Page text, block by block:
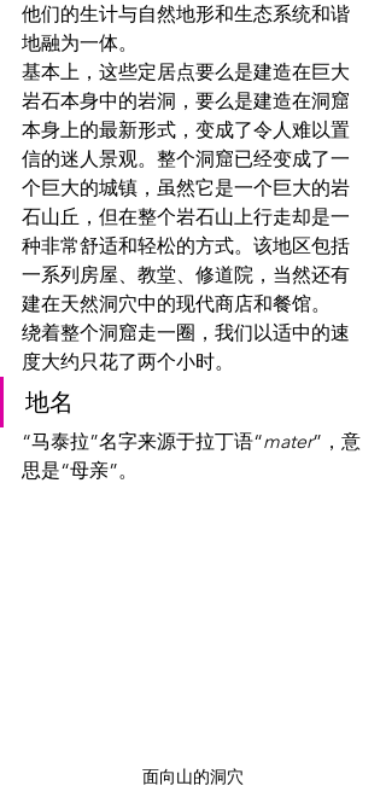
他们的生计与自然地形和生态系统和谐
地融为一体。
基本上，这些定居点要么是建造在巨大
岩石本身中的岩洞，要么是建造在洞窟
本身上的最新形式，变成了令人难以置
信的迷人景观。整个洞窟已经变成了一
个巨大的城镇，虽然它是一个巨大的岩
石山丘，但在整个岩石山上行走却是一
种非常舒适和轻松的方式。该地区包括
一系列房屋、教堂、修道院，当然还有
建在天然洞穴中的现代商店和餐馆。
绕着整个洞窟走一圈，我们以适中的速
度大约只花了两个小时。
地名
“马泰拉”名字来源于拉丁语“mater”，意
思是“母亲”。
面向山的洞穴